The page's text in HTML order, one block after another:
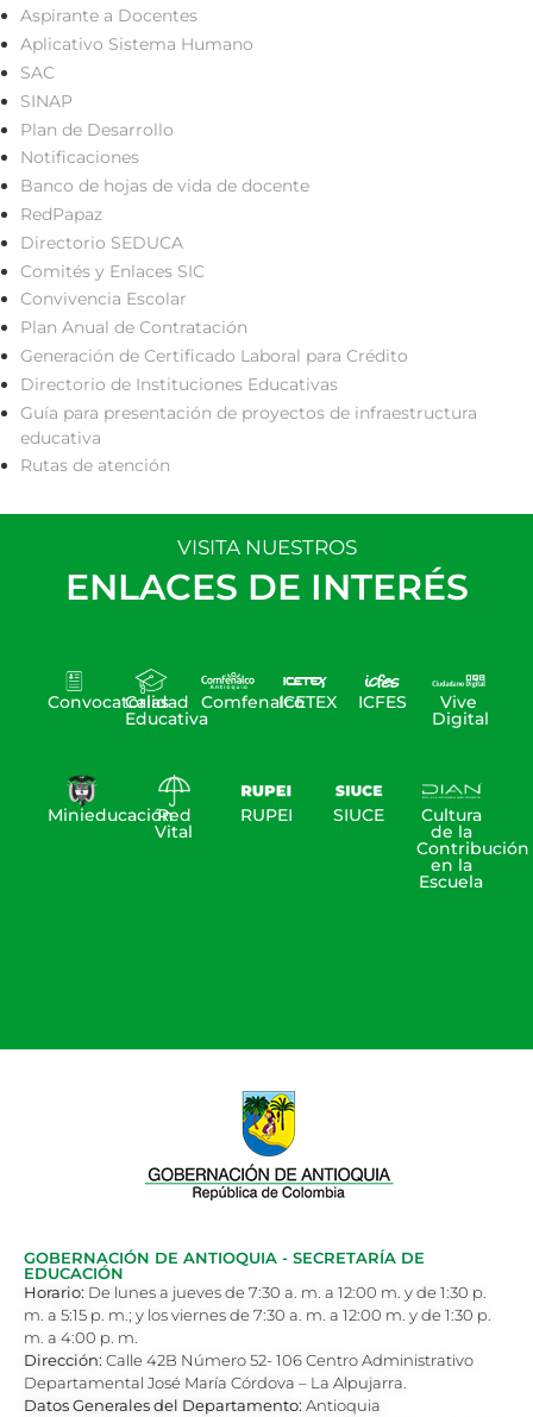
Aspirante a Docentes
Aplicativo Sistema Humano
SAC
SINAP
Plan de Desarrollo
Notificaciones
Banco de hojas de vida de docente
RedPapaz
Directorio SEDUCA
Comités y Enlaces SIC
Convivencia Escolar
Plan Anual de Contratación
Generación de Certificado Laboral para Crédito
Directorio de Instituciones Educativas
Guía para presentación de proyectos de infraestructura
educativa
Rutas de atención
VISITA NUESTROS
ENLACES DE INTERÉS
Convocatorias
Calidad
Educativa
ComfenalcoICETEX ICFES Vive
Digital
MinieducaciónRed
Vital
RUPEI SIUCE Cultura
de la
Contribución
en la
Escuela
GOBERNACIÓN DE ANTIOQUIA - SECRETARÍA DE
EDUCACIÓN
Horario: De lunes a jueves de 7:30 a. m. a 12:00 m. y de 1:30 p.
m. a 5:15 p. m.; y los viernes de 7:30 a. m. a 12:00 m. y de 1:30 p.
m. a 4:00 p. m.
Dirección: Calle 42B Número 52- 106 Centro Administrativo
Departamental José María Córdova – La Alpujarra.
Datos Generales del Departamento: Antioquia